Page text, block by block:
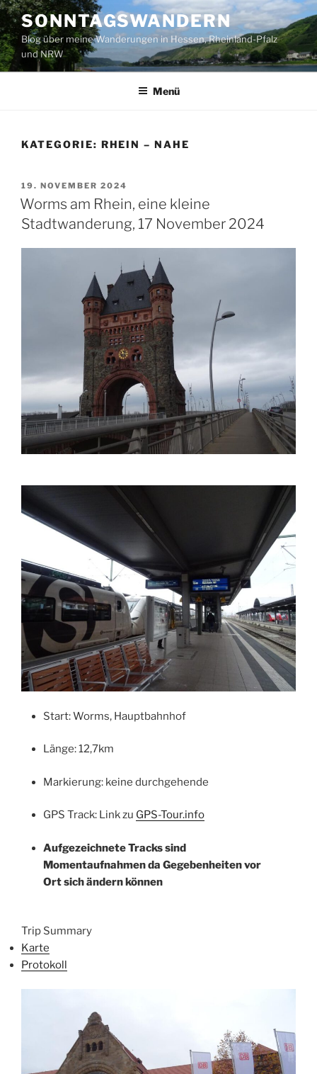
Zum
Inhalt
springen
SONNTAGSWANDERN
Blog über meine Wanderungen in Hessen, Rheinland-Pfalz
und NRW
Menü
KATEGORIE: RHEIN – NAHE
VERÖFFENTLICHT
AM
19. NOVEMBER 2024
Worms am Rhein, eine kleine
Stadtwanderung, 17 November 2024
Start: Worms, Hauptbahnhof
Länge: 12,7km
Markierung: keine durchgehende
GPS Track: Link zu GPS-Tour.info
Aufgezeichnete Tracks sind
Momentaufnahmen da Gegebenheiten vor
Ort sich ändern können
Trip Summary
Karte
Protokoll